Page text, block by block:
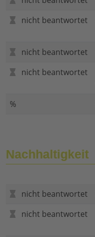
nicht beantwortet
nicht beantwortet
nicht beantwortet
%
Nachhaltigkeit
nicht beantwortet
nicht beantwortet